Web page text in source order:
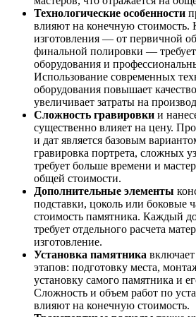
Технологические особенности
влияют на конечную стоимость.
изготовления — от первичной
финальной полировки —
оборудования и
Использование современных
оборудования повышает
увеличивает затраты на
Сложность гравировки и
существенно влияет на цену.
и дат является базовым
гравировка портрета, сложных
требует больше времени и
общей стоимости.
Дополнительные элементы
подставки, цоколь или боковые
стоимость памятника. Каждый
требует отдельного расчета
изготовление.
Установка памятника включает
этапов: подготовку места,
установку самого памятника и
Сложность и объем работ по
влияют на конечную стоимость.